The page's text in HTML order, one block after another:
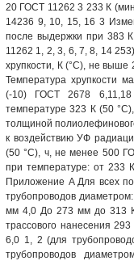
20 ГОСТ 11262 3 233 К
14236 9, 10, 15, 16 3
после выдержки при 383
11262 1, 2, 3, 6, 7, 8, 14
хрупкости, К (°С), не
Температура хрупкости
(-10) ГОСТ 2678 6,11,18
температуре 323 К (50
толщиной
к воздействию УФ
(50 °С), ч, не менее 500
при температуре: от 233
Приложение A Для всех
трубопроводов
мм 4,0 До 273 мм до 313
трассового нанесения
6,0 1, 2 (для
трубопроводов